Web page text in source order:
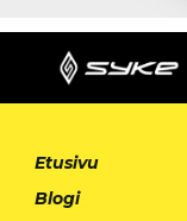
Etusivu
Blogi